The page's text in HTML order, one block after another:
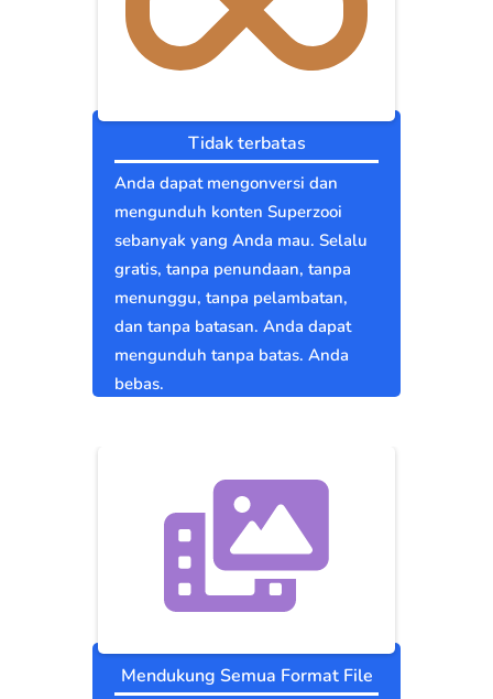
Tidak terbatas
Anda dapat mengonversi dan
mengunduh konten Superzooi
sebanyak yang Anda mau. Selalu
gratis, tanpa penundaan, tanpa
menunggu, tanpa pelambatan,
dan tanpa batasan. Anda dapat
mengunduh tanpa batas. Anda
bebas.
Mendukung Semua Format File